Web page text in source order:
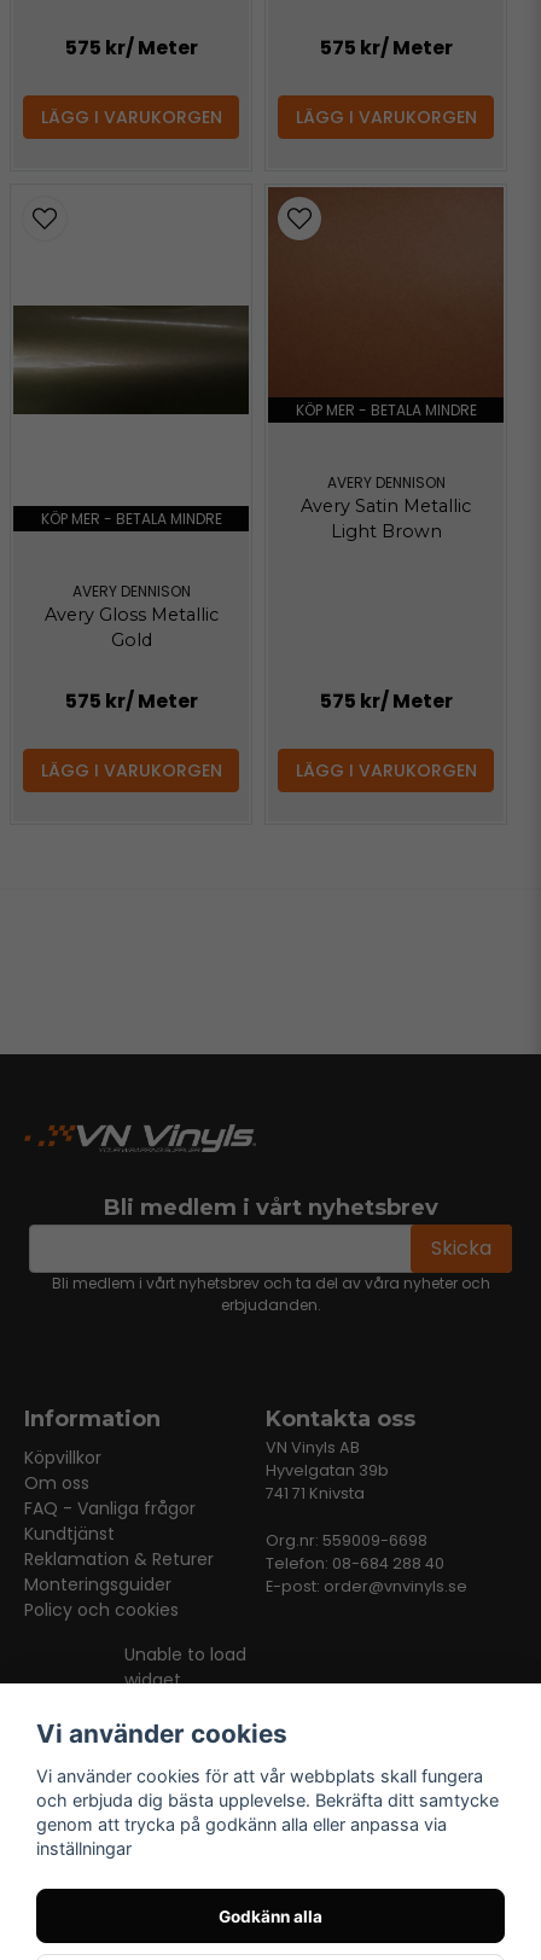
575 kr/ Meter
LÄGG I VARUKORGEN
575 kr/ Meter
LÄGG I VARUKORGEN
KÖP MER - BETALA MINDRE
AVERY DENNISON
Avery Gloss Metallic
Gold
575 kr/ Meter
LÄGG I VARUKORGEN
KÖP MER - BETALA MINDRE
AVERY DENNISON
Avery Satin Metallic
Light Brown
575 kr/ Meter
LÄGG I VARUKORGEN
Bli medlem i vårt nyhetsbrev
email Skicka
Bli medlem i vårt nyhetsbrev och ta del av våra nyheter och
erbjudanden.
Information
Köpvillkor
Om oss
FAQ - Vanliga frågor
Kundtjänst
Reklamation & Returer
Monteringsguider
Policy och cookies
Kontakta oss
VN Vinyls AB
Hyvelgatan 39b
741 71 Knivsta
Org.nr: 559009-6698
Telefon: 08-684 288 40
E-post: order@vnvinyls.se
Unable to load
widget
Vi använder cookies
Vi använder cookies för att vår webbplats skall fungera
och erbjuda dig bästa upplevelse. Bekräfta ditt samtycke
genom att trycka på godkänn alla eller anpassa via
inställningar
Godkänn alla